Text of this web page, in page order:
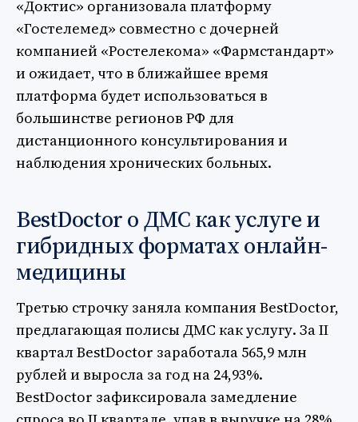
«Доктис» организовала платформу
«Гостелемед» совместно с дочерней
компанией «Ростелекома» «Фармстандарт»
и ожидает, что в ближайшее время
платформа будет использоваться в
большинстве регионов РФ для
дистанционного консультирования и
наблюдения хронических больных.
BestDoctor о ДМС как услуге и
гибридных форматах онлайн-
медицины
Третью строчку заняла компания BestDoctor,
предлагающая полисы ДМС как услугу. За II
квартал BestDoctor заработала 565,9 млн
рублей и выросла за год на 24,93%.
BestDoctor зафиксировала замедление